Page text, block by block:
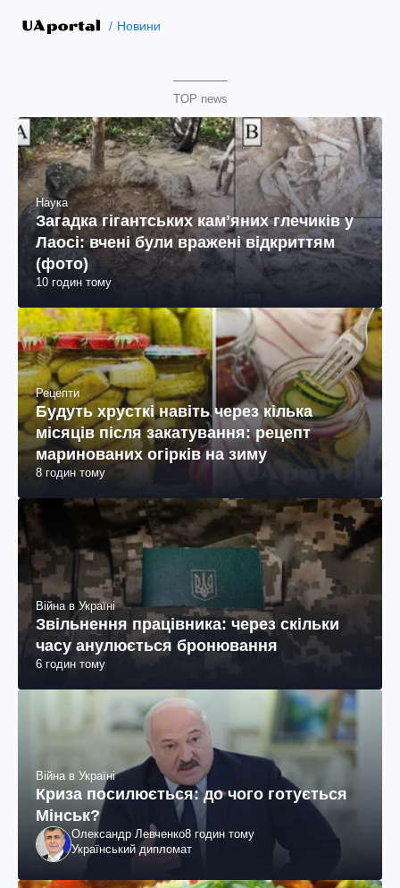
Новини
TOP news
Наука
Загадка гігантських камʼяних глечиків у
Лаосі: вчені були вражені відкриттям
(фото)
10 годин тому
Рецепти
Будуть хрусткі навіть через кілька
місяців після закатування: рецепт
маринованих огірків на зиму
8 годин тому
Війна в Україні
Звільнення працівника: через скільки
часу анулюється бронювання
6 годин тому
Війна в Україні
Криза посилюється: до чого готується
Мінськ?
Олександр Левченко8 годин тому
Український дипломат